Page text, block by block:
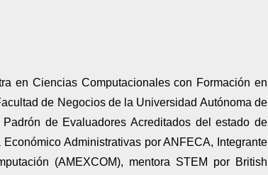
en Ciencias Computacionales con Formación en
de Negocios de la Universidad Autónoma de
de Evaluadores Acreditados del estado de
Administrativas por ANFECA, Integrante
(AMEXCOM), mentora STEM por British